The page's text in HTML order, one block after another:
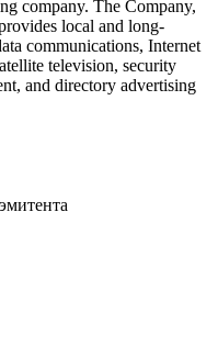
company. The Company,
local and long-
communications, Internet
television, security
and directory advertising